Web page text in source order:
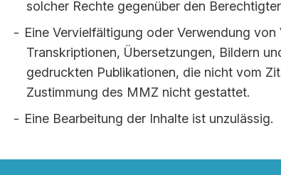
solcher Rechte gegenüber den
Eine Vervielfältigung oder Verwendung
Transkriptionen, Übersetzungen, Bildern
gedruckten Publikationen, die nicht vom
Zustimmung des MMZ nicht gestattet.
Eine Bearbeitung der Inhalte ist unzulässig.